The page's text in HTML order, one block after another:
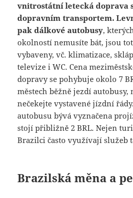
vnitrostátní letecká doprava
dopravním transportem.
pak dálkové autobusy,
okolností nemusíte bát, jsou
vybaveny, vč. klimatizace,
televize i WC. Cena
dopravy se pohybuje okolo 7
městech běžně jezdí autobusy,
nečekejte vystavené jízdní
autobusu bývá vyznačena
stojí přibližně 2 BRL. Nejen
Brazilci často využívají služeb
Brazilská měna a